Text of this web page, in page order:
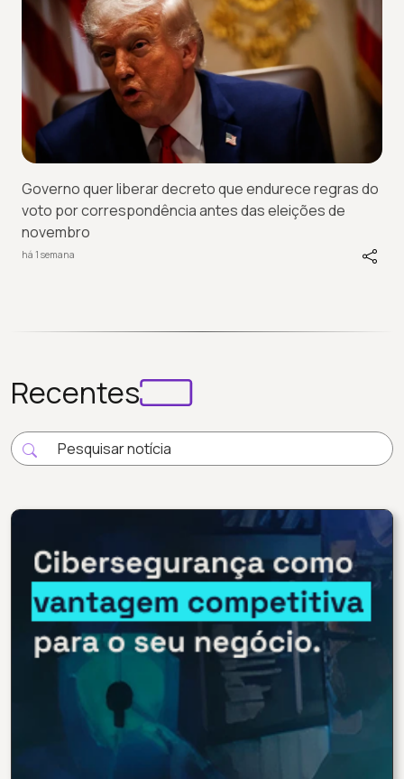
Governo quer liberar decreto que endurece regras do
voto por correspondência antes das eleições de
novembro
há 1 semana
Recentes